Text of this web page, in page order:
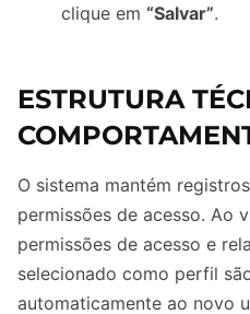
clique em “Salvar”.
ESTRUTURA
O sistema mantém
permissões de acesso. Ao
permissões de acesso e
selecionado como perfil
automaticamente ao novo